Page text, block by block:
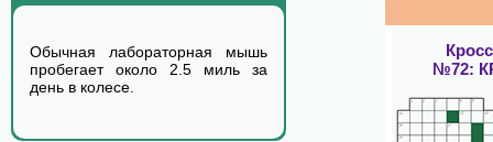
Обычная лабораторная мышь
пробегает около 2.5 миль за
день в колесе.
№72: